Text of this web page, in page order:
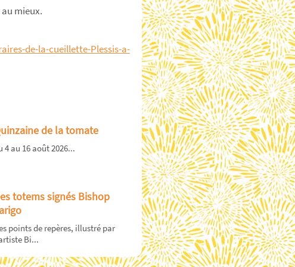
mieux.
de-la-cueillette-Plessis-a-
de la tomate
4 au 16 août 2026...
totems signés Bishop
points de repères, illustré par
Bi...